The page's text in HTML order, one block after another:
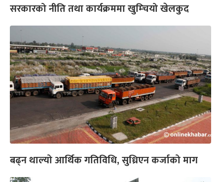
सरकारको नीति तथा कार्यक्रममा खुम्चियो खेलकुद
बढ्न थाल्यो आर्थिक गतिविधि, सुध्रिएन कर्जाको माग